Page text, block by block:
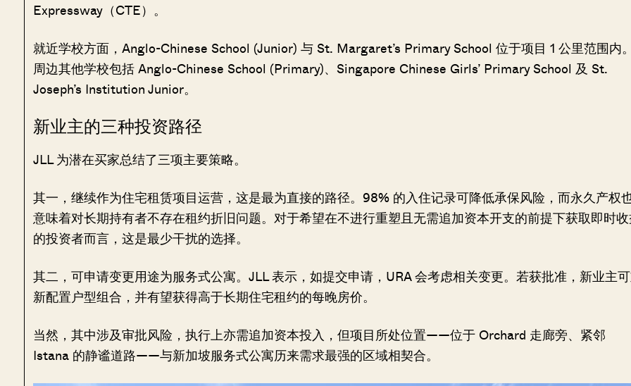
Expressway（CTE）。
就近学校方面，Anglo-Chinese School (Junior) 与 St. Margaret’s Primary School 位于项目 1 公里范围内
周边其他学校包括 Anglo-Chinese School (Primary)、Singapore Chinese Girls’ Primary School 及 St.
Joseph’s Institution Junior。
新业主的三种投资路径
JLL 为潜在买家总结了三项主要策略。
其一，继续作为住宅租赁项目运营，这是最为直接的路径。98% 的入住记录可降低承保风险，而永久产权
意味着对长期持有者不存在租约折旧问题。对于希望在不进行重塑且无需追加资本开支的前提下获取即时
的投资者而言，这是最少干扰的选择。
其二，可申请变更用途为服务式公寓。JLL 表示，如提交申请，URA 会考虑相关变更。若获批准，新业主
新配置户型组合，并有望获得高于长期住宅租约的每晚房价。
当然，其中涉及审批风险，执行上亦需追加资本投入，但项目所处位置——位于 Orchard 走廊旁、紧邻
Istana 的静谧道路——与新加坡服务式公寓历来需求最强的区域相契合。